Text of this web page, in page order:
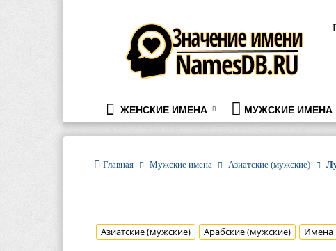
namesdb.ru
ЖЕНСКИЕ ИМЕНА МУЖСКИЕ ИМЕНА
Главная Мужские имена Азиатские (мужские)
Азиатские (мужские) Арабские (мужские) Имена